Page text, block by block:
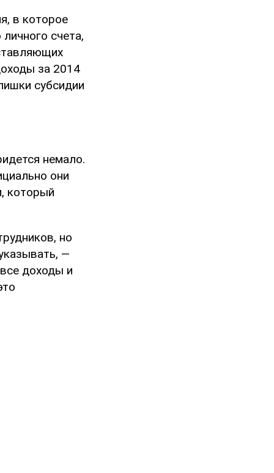
в которое
счета,
за 2014
субсидии
немало.
они
который
но
—
доходы и